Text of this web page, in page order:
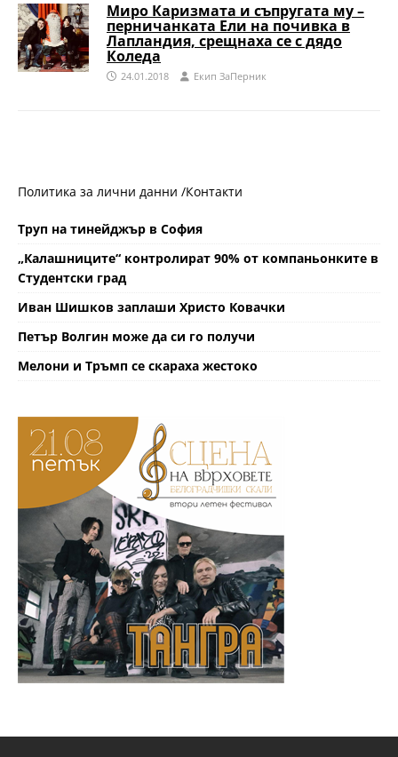
Миро Каризмата и съпругата му –
перничанката Ели на почивка в
Лапландия, срещнаха се с дядо
Коледа
24.01.2018 Eкип ЗаПерник
Политика за лични данни /Контакти
Труп на тинейджър в София
„Калашниците“ контролират 90% от компаньонките в
Студентски град
Иван Шишков заплаши Христо Ковачки
Петър Волгин може да си го получи
Мелони и Тръмп се скараха жестоко